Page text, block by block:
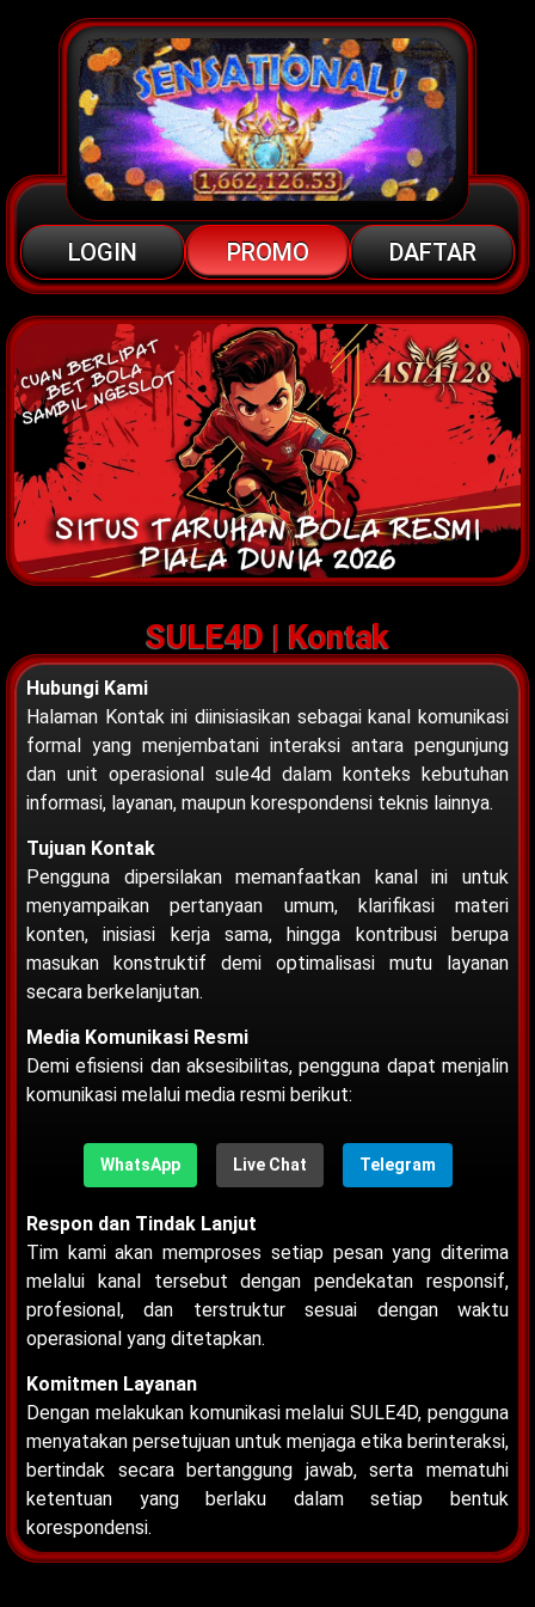
LOGIN PROMO DAFTAR
SULE4D | Kontak
Hubungi Kami
Halaman Kontak ini diinisiasikan sebagai kanal komunikasi
formal yang menjembatani interaksi antara pengunjung
dan unit operasional sule4d dalam konteks kebutuhan
informasi, layanan, maupun korespondensi teknis lainnya.
Tujuan Kontak
Pengguna dipersilakan memanfaatkan kanal ini untuk
menyampaikan pertanyaan umum, klarifikasi materi
konten, inisiasi kerja sama, hingga kontribusi berupa
masukan konstruktif demi optimalisasi mutu layanan
secara berkelanjutan.
Media Komunikasi Resmi
Demi efisiensi dan aksesibilitas, pengguna dapat menjalin
komunikasi melalui media resmi berikut:
WhatsApp Live Chat Telegram
Respon dan Tindak Lanjut
Tim kami akan memproses setiap pesan yang diterima
melalui kanal tersebut dengan pendekatan responsif,
profesional, dan terstruktur sesuai dengan waktu
operasional yang ditetapkan.
Komitmen Layanan
Dengan melakukan komunikasi melalui SULE4D, pengguna
menyatakan persetujuan untuk menjaga etika berinteraksi,
bertindak secara bertanggung jawab, serta mematuhi
ketentuan yang berlaku dalam setiap bentuk
korespondensi.